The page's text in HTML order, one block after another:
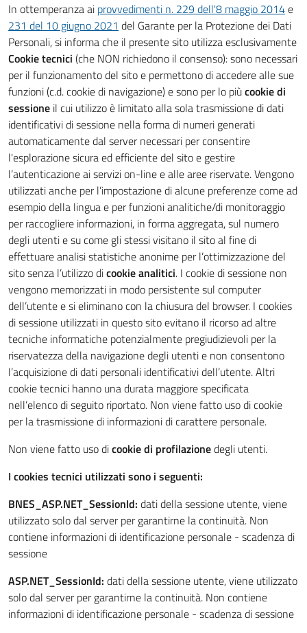
In ottemperanza ai provvedimenti n. 229 dell'8 maggio 2014e
231 del 10 giugno 2021 del Garante per la Protezione dei Dati
Personali, si informa che il presente sito utilizza esclusivamente
Cookie tecnici (che NON richiedono il consenso): sono necessari
per il funzionamento del sito e permettono di accedere alle sue
funzioni (c.d. cookie di navigazione) e sono per lo piùcookie di
sessione il cui utilizzo è limitato alla sola trasmissione di dati
identificativi di sessione nella forma di numeri generati
automaticamente dal server necessari per consentire
l'esplorazione sicura ed efficiente del sito e gestire
l’autenticazione ai servizi on-line e alle aree riservate. Vengono
utilizzati anche per l’impostazione di alcune preferenze come ad
esempio della lingua e per funzioni analitiche/di monitoraggio
per raccogliere informazioni, in forma aggregata, sul numero
degli utenti e su come gli stessi visitano il sito al fine di
effettuare analisi statistiche anonime per l’ottimizzazione del
sito senza l’utilizzo dicookie analitici. I cookie di sessione non
vengono memorizzati in modo persistente sul computer
dell’utente e si eliminano con la chiusura del browser. I cookies
di sessione utilizzati in questo sito evitano il ricorso ad altre
tecniche informatiche potenzialmente pregiudizievoli per la
riservatezza della navigazione degli utenti e non consentono
l’acquisizione di dati personali identificativi dell’utente. Altri
cookie tecnici hanno una durata maggiore specificata
nell’elenco di seguito riportato. Non viene fatto uso di cookie
per la trasmissione di informazioni di carattere personale.
Non viene fatto uso dicookie di profilazionedegli utenti.
I cookies tecnici utilizzati sono i seguenti:
BNES_ASP.NET_SessionId: dati della sessione utente, viene
utilizzato solo dal server per garantirne la continuità. Non
contiene informazioni di identificazione personale - scadenza di
sessione
ASP.NET_SessionId: dati della sessione utente, viene utilizzato
solo dal server per garantirne la continuità. Non contiene
informazioni di identificazione personale - scadenza di sessione